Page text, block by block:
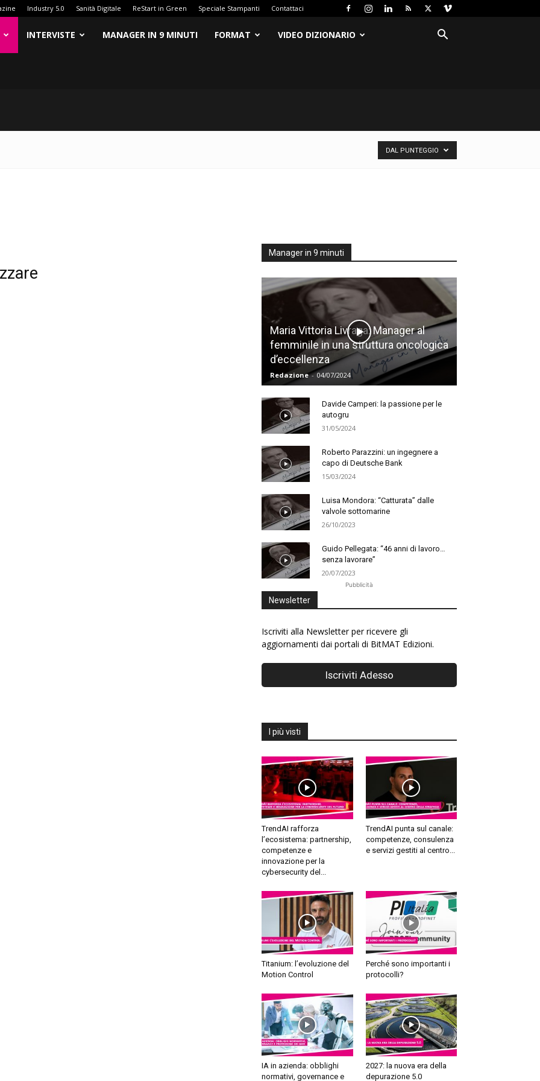
Industry 5.0 Sanità Digitale ReStart in Green Speciale Stampanti Contattaci
INTERVISTE MANAGER IN 9 MINUTI FORMAT VIDEO DIZIONARIO
DAL PUNTEGGIO
Manager in 9 minuti
Maria Vittoria Livraga: Manager al
femminile in una struttura oncologica
d’eccellenza
Redazione - 04/07/2024
Davide Camperi: la passione per le
autogru
31/05/2024
Roberto Parazzini: un ingegnere a
capo di Deutsche Bank
15/03/2024
Luisa Mondora: “Catturata” dalle
valvole sottomarine
26/10/2023
Guido Pellegata: “46 anni di lavoro…
senza lavorare”
20/07/2023
Pubblicità
Newsletter
Iscriviti alla Newsletter per ricevere gli
aggiornamenti dai portali di BitMAT Edizioni.
I più visti
TrendAI rafforza
l’ecosistema: partnership,
competenze e
innovazione per la
cybersecurity del...
TrendAI punta sul canale:
competenze, consulenza
e servizi gestiti al centro...
Titanium: l’evoluzione del
Motion Control
Perché sono importanti i
protocolli?
IA in azienda: obblighi
normativi, governance e
2027: la nuova era della
depurazione 5.0